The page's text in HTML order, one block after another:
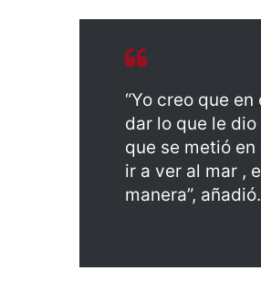
“Yo creo que
dar lo que le
que se metió
ir a ver al mar ,
manera”, añadió.